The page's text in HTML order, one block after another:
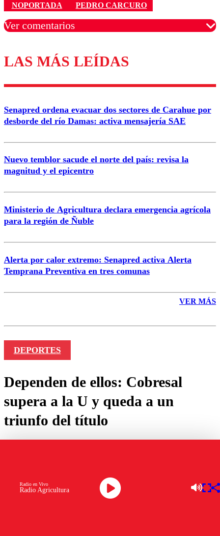
NOPORTADA
PEDRO CARCURO
Ver comentarios
Los comentarios son moderados para garantizar un
diálogo respetuoso.
Correo
LAS MÁS LEÍDAS
Senapred ordena evacuar dos sectores de Carahue por
desborde del río Damas: activa mensajería SAE
Nuevo temblor sacude el norte del país: revisa la
magnitud y el epicentro
Ministerio de Agricultura declara emergencia agrícola
para la región de Ñuble
Alerta por calor extremo: Senapred activa Alerta
Temprana Preventiva en tres comunas
VER MÁS
DEPORTES
Dependen de ellos: Cobresal
supera a la U y queda a un
triunfo del título
Radio Agricultura
Radio en Vivo